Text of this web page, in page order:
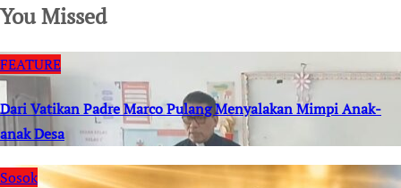
You Missed
FEATURE
Dari Vatikan Padre Marco Pulang Menyalakan Mimpi Anak-
anak Desa
Sosok